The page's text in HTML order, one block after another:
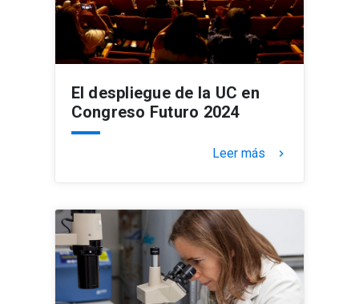
El despliegue de la UC en
Congreso Futuro 2024
Leer más keyboard_arrow_right